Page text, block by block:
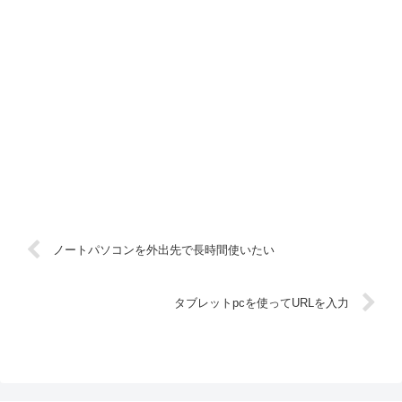
ノートパソコンを外出先で長時間使いたい
タブレットpcを使ってURLを入力